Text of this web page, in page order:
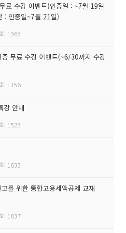
료 수강 이벤트(인증일 : ~7월 19일
: 인증일~7월 21일)
1963
무료 수강 이벤트(~6/30까지 수강
1156
강 안내
1523
1033
를 위한 통합고용세액공제 교재
1037